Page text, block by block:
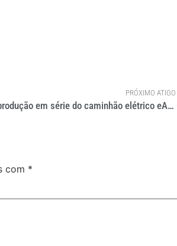
PRÓXIMO ATIGO
Mercedes-Benz inicia produção em série do caminhão elétrico eActros 400
com *